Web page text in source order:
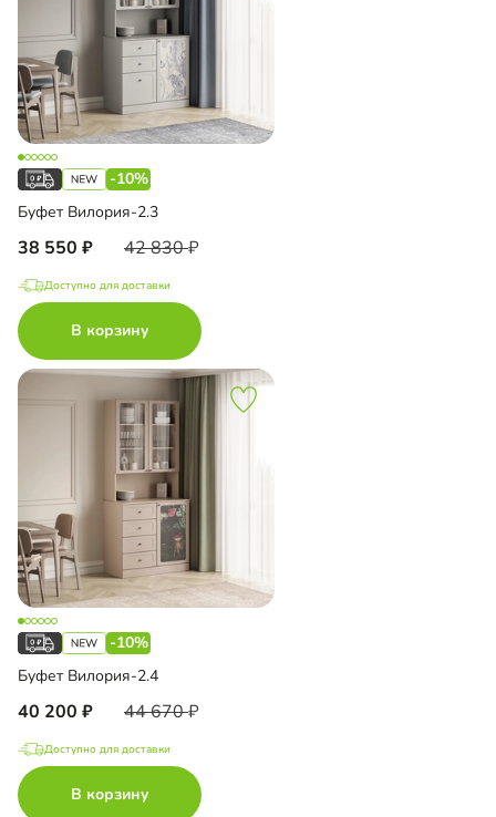
-10%
Буфет Вилория-2.3
38 550 42 830
Доступно для доставки
В корзину
-10%
Буфет Вилория-2.4
40 200 44 670
Доступно для доставки
В корзину